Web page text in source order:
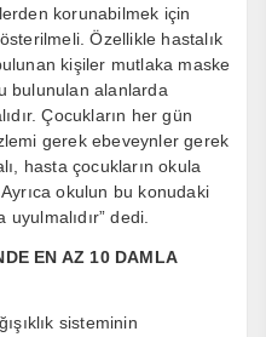
korunabilmek için
Özellikle hastalık
kişiler mutlaka maske
bulunulan alanlarda
Çocukların her gün
gerek ebeveynler gerek
hasta çocukların okula
okulun bu konudaki
dedi.
EN AZ 10 DAMLA
sisteminin